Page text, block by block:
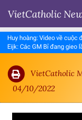
VietCatholic
Huy hoàng: Video về cuộc
Eijk: Các GM Bỉ đang gieo
VietCatholic
04/10/2022